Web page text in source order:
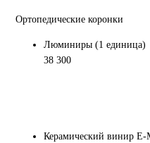
Ортопедические коронки
Люминиры (1 единица)
38 300
Керамический винир